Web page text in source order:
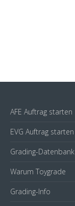
AFE Auftrag starten
EVG Auftrag starten
Grading-Datenbank
Warum Toygrade
Grading-Info